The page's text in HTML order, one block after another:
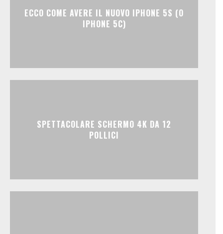
ECCO COME AVERE IL NUOVO IPHONE 5S (O
IPHONE 5C)
SPETTACOLARE SCHERMO 4K DA 12
POLLICI